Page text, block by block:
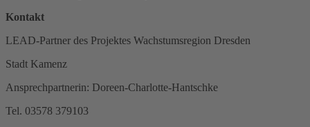
Kontakt
LEAD-Partner des Projektes Wachstumsregion Dresden
Stadt Kamenz
Ansprechpartnerin: Doreen-Charlotte-Hantschke
Tel. 03578 379103